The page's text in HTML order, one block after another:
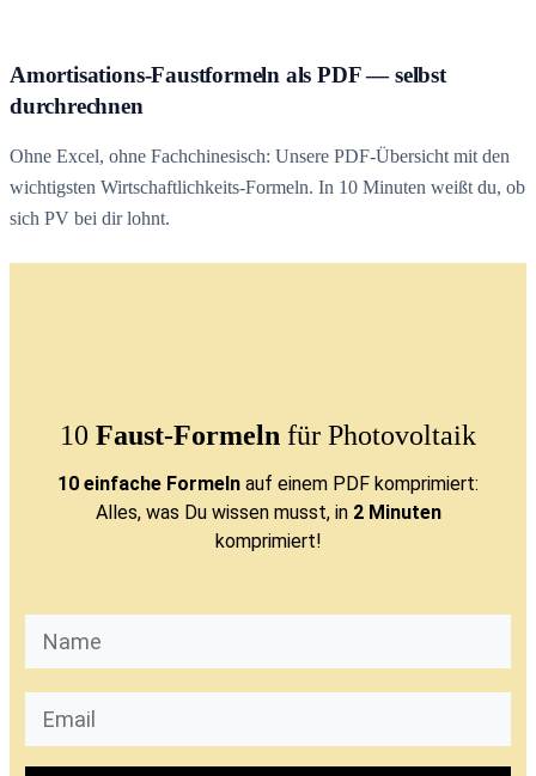
Amortisations-Faustformeln als PDF — selbst
durchrechnen
Ohne Excel, ohne Fachchinesisch: Unsere PDF-Übersicht mit den
wichtigsten Wirtschaftlichkeits-Formeln. In 10 Minuten weißt du, ob
sich PV bei dir lohnt.
10 Faust-Formeln für Photovoltaik
10 einfache Formeln auf einem PDF komprimiert:
Alles, was Du wissen musst, in 2 Minuten
komprimiert!